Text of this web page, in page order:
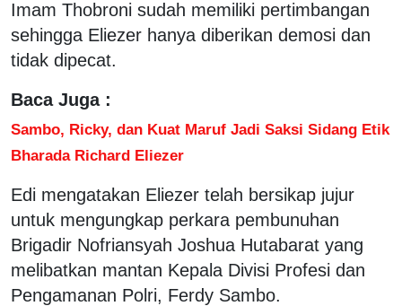
Imam Thobroni sudah memiliki pertimbangan
sehingga Eliezer hanya diberikan demosi dan
tidak dipecat.
Baca Juga :
Sambo, Ricky, dan Kuat Maruf Jadi Saksi Sidang Etik
Bharada Richard Eliezer
Edi mengatakan Eliezer telah bersikap jujur
untuk mengungkap perkara pembunuhan
Brigadir Nofriansyah Joshua Hutabarat yang
melibatkan mantan Kepala Divisi Profesi dan
Pengamanan Polri, Ferdy Sambo.